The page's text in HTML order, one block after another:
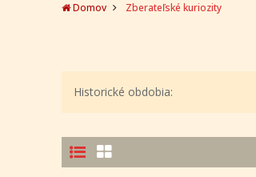
Domov Zberateľské kuriozity
Historické obdobia: